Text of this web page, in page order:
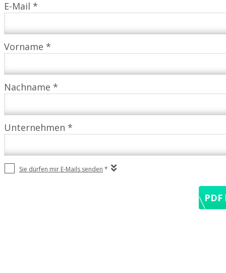
E-Mail *
Vorname *
Nachname *
Unternehmen *
Sie dürfen mir E-Mails senden *